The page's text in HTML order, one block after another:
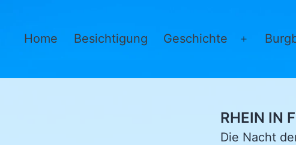
Inhalt
BurgHome Besichtigung Geschichte
Menü
RHEIN IN
Die Nacht